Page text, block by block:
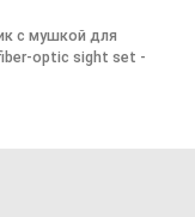
с мушкой для
optic sight set -